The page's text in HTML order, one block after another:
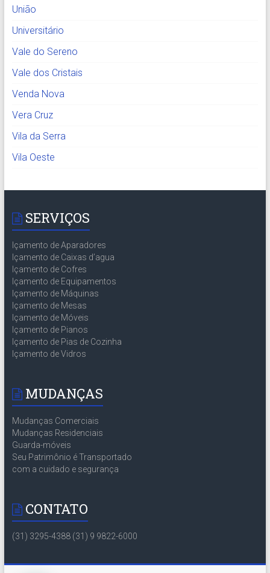
União
Universitário
Vale do Sereno
Vale dos Cristais
Venda Nova
Vera Cruz
Vila da Serra
Vila Oeste
SERVIÇOS
Içamento de Aparadores
Içamento de Caixas d’agua
Içamento de Cofres
Içamento de Equipamentos
Içamento de Máquinas
Içamento de Mesas
Içamento de Móveis
Içamento de Pianos
Içamento de Pias de Cozinha
Içamento de Vidros
MUDANÇAS
Mudanças Comerciais
Mudanças Residenciais
Guarda-móveis
Seu Patrimônio é Transportado
com a cuidado e segurança
CONTATO
(31) 3295-4388 (31) 9 9822-6000